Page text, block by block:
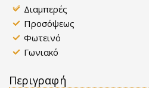
Διαμπερές
Προσόψεως
Φωτεινό
Γωνιακό
Περιγραφή